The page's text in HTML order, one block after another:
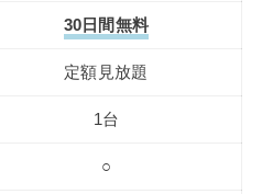
30日間無料
定額見放題
1台
○